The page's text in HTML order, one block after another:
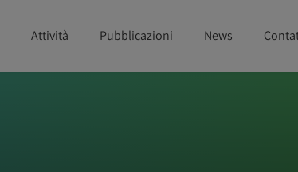
Attività Pubblicazioni News